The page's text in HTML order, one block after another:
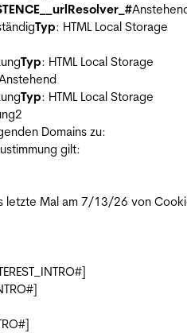
Typ: HTML Local Storage
Typ: HTML Local Storage
Typ: HTML Local Storage
2
Domains zu:
gilt:
letzte Mal am 7/13/26 von